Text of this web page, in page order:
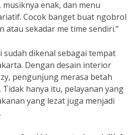
enak, dan menu
Cocok banget buat ngobrol
atau sekadar me time sendiri.”
sudah dikenal sebagai tempat
Dengan desain interior
pengunjung merasa betah
Tidak hanya itu, pelayanan yang
yang lezat juga menjadi